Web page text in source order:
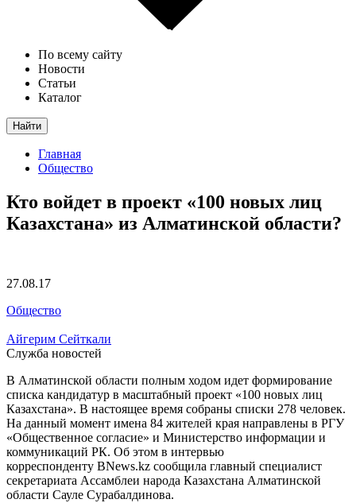
По всему сайту
Новости
Статьи
Каталог
Найти
Главная
Общество
Кто войдет в проект «100 новых лиц
Казахстана» из Алматинской области?
27.08.17
Общество
Айгерим Сейткали
Служба новостей
В Алматинской области полным ходом идет формирование
списка кандидатур в масштабный проект «100 новых лиц
Казахстана». В настоящее время собраны списки 278 человек.
На данный момент имена 84 жителей края направлены в РГУ
«Общественное согласие» и Министерство информации и
коммуникаций РК. Об этом в интервью
корреспонденту BNews.kz сообщила главный специалист
секретариата Ассамблеи народа Казахстана Алматинской
области Сауле Сурабалдинова.